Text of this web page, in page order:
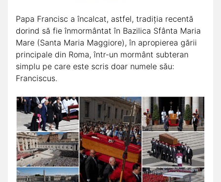
Papa Francisc a încalcat, astfel, tradiția recentă
dorind să fie înmormântat în Bazilica Sfânta Maria
Mare (Santa Maria Maggiore), în apropierea gării
principale din Roma, într-un mormânt subteran
simplu pe care este scris doar numele său:
Franciscus.